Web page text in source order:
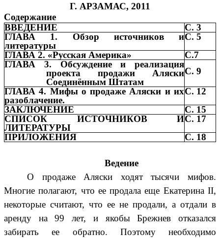
Г. АРЗАМАС, 2011
Содержание
ВВЕДЕНИЕ
С. 3
ГЛАВА 1. Обзор источников и
литературы
С. 5
ГЛАВА 2. «Русская Америка»
С.7
ГЛАВА 3. Обсуждение и реализация
проекта продажи Аляски
Соединённым Штатам
С. 9
ГЛАВА 4. Мифы о продаже Аляски и их
разоблачение.
С. 12
ЗАКЛЮЧЕНИЕ
С. 15
СПИСОК ИСТОЧНИКОВ И
ЛИТЕРАТУРЫ
С. 17
ПРИЛОЖЕНИЯ
С. 18
Ведение
О продаже Аляски ходят тысячи мифов.
Многие полагают, что ее продала еще Екатерина II,
некоторые считают, что ее не продали, а отдали в
аренду на 99 лет, и якобы Брежнев отказался
забирать ее обратно. Поэтому необходимо